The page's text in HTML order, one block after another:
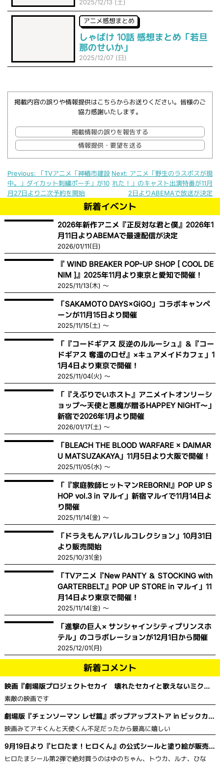
2025/12/13 (土)
アニメ感想まとめ
しゃばけ 10話 感想まとめ「若旦
那のせいか」
2025/12/07 (日)
掲載内容の誤りや情報提供はこちらからお送りください。皆様のご
協力感謝いたします。
掲載情報の誤りを報告する
情報提供・要望を送る
投稿ナビゲーション
Previous:
「TVアニメ「神椿市建設
中。」ダイカット刺繍ポーチ」が10
月27日より二次予約を開始
Next: アニメ「野生のラスボスが現
れた！」のキャスト出演特番が11月
2日よりABEMAで放送が決定
新着イベント
2026年新作アニメ『正反対な君と僕』2026年1
月11日よりABEMAで最速配信が決定
2026/01/11(日)
『 WIND BREAKER POP-UP SHOP [ COOL DE
NIM ]』2025年11月より東京と愛知で開催！
2025/11/13(木) ～
「SAKAMOTO DAYS×GiGO」コラボキャンペ
ーンが11月15日より開催
2025/11/15(土) ～
「『コードギアス 反逆のルルーシュ』＆『コー
ドギアス 奪還のロゼ』×キュアメイドカフェ」1
1月4日より東京で開催！
2025/11/04(火) ～
「『えぶりでいホスト』アニメイトオンリーシ
ョップ〜天使と悪魔が贈るHAPPEY NIGHT〜」
新宿で2026年1月より開催
2026/01/17(土) ～
「BLEACH THE BLOOD WARFARE × DAIMAR
U MATSUZAKAYA」11月5日より大阪で開催！
2025/11/05(水) ～
「『家庭教師ヒットマンREBORN!』POP UP S
HOP vol.3 in マルイ」新宿マルイで11月14日よ
り開催
2025/11/14(金) ～
「ドラえもんアパレルコレクション」10月31日
より販売開始
2025/10/31(金)
「TVアニメ『New PANTY ＆ STOCKING with
GARTERBELT』POP UP STORE in マルイ」11
月14日より東京で開催！
2025/11/14(金) ～
「進撃の巨人× サンシャインシティプリンスホ
テル」のコラボレーションが12月1日から開催
2025/12/01(月)
新着コメント
映画『劇場版プロジェクトセカイ 壊れたセカイと歌えないミク』
舞台挨拶＆全国ライブビューイング開催決定！
素敵の映画です
劇場版『チェンソーマン レゼ篇』ポップアップストア in ビックカメ
ラ
映画みてアキくんと天使くん不足だったから最高に嬉しい
9月19日より『ヒロたま！ヒロくん』の公式シールと塗り絵が販売を
開始！
ヒロたまシール第2弾で絶対買うのはゆのちゃん、トウカ、ルナ、ひな